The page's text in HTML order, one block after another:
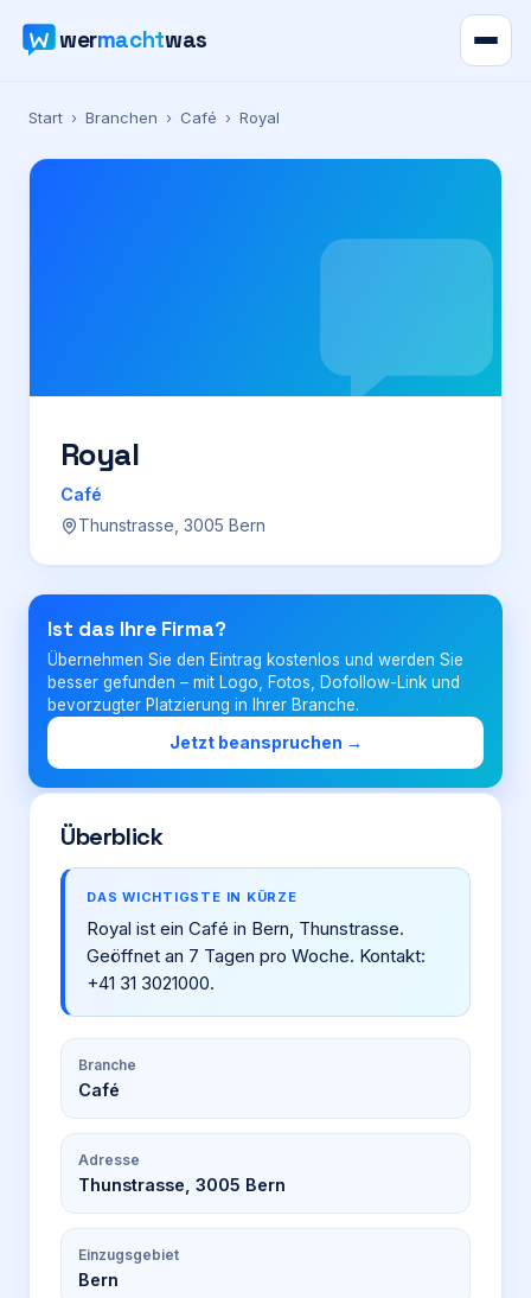
wermachtwas
Verzeichnis
Karte
Preise
Für Firmen
Login
Firma eintragen
Start › Branchen › Café › Royal
Royal
Café
Thunstrasse, 3005 Bern
Ist das Ihre Firma?
Übernehmen Sie den Eintrag kostenlos und werden Sie
besser gefunden – mit Logo, Fotos, Dofollow-Link und
bevorzugter Platzierung in Ihrer Branche.
Jetzt beanspruchen →
Überblick
DAS WICHTIGSTE IN KÜRZE
Royal ist ein Café in Bern, Thunstrasse.
Geöffnet an 7 Tagen pro Woche. Kontakt:
+41 31 3021000.
Branche
Café
Adresse
Thunstrasse, 3005 Bern
Einzugsgebiet
Bern